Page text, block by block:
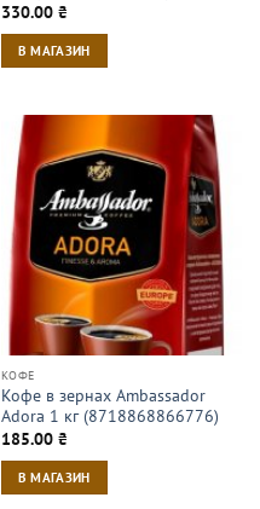
330.00 ₴
В МАГАЗИН
КОФЕ
Кофе в зернах Ambassador
Adora 1 кг (8718868866776)
185.00 ₴
В МАГАЗИН